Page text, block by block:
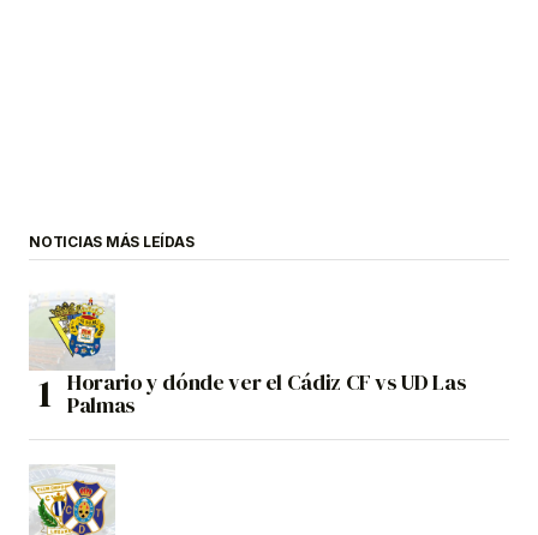
NOTICIAS MÁS LEÍDAS
Horario y dónde ver el Cádiz CF vs UD Las
Palmas